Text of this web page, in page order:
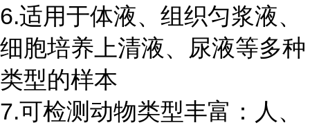
6.适用于体液、组织匀浆液、
细胞培养上清液、尿液等多种
类型的样本
7.可检测动物类型丰富：人、